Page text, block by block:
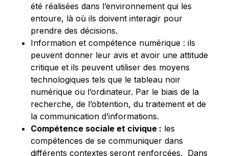
été réalisées dans l’environnement qui les
entoure, là où ils doivent interagir pour
prendre des décisions.
Information et compétence numérique : ils
peuvent donner leur avis et avoir une attitude
critique et ils peuvent utiliser des moyens
technologiques tels que le tableau noir
numérique ou l’ordinateur. Par le biais de la
recherche, de l’obtention, du traitement et de
la communication d’informations.
Compétence sociale et civique : les
compétences de se communiquer dans
différents contextes seront renforcées. Dans